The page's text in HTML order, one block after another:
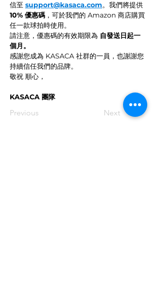
信至 support@kasaca.com。我們將提供
10% 優惠碼 ，可於我們的 Amazon 商店購買
任一款球拍時使用。
請注意，優惠碼的有效期限為 自發送日起一
個月。
感謝您成為 KASACA 社群的一員，也謝謝您
持續信任我們的品牌。
敬祝 順心，
KASACA 團隊
Previous Next